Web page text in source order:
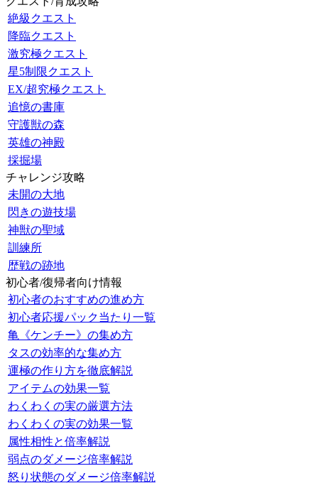
絶級クエスト
降臨クエスト
激究極クエスト
星5制限クエスト
EX/超究極クエスト
追憶の書庫
守護獣の森
英雄の神殿
採掘場
チャレンジ攻略
未開の大地
閃きの遊技場
神獣の聖域
訓練所
歴戦の跡地
初心者/復帰者向け情報
初心者のおすすめの進め方
初心者応援パック当たり一覧
亀《ケンチー》の集め方
タスの効率的な集め方
運極の作り方を徹底解説
アイテムの効果一覧
わくわくの実の厳選方法
わくわくの実の効果一覧
属性相性と倍率解説
弱点のダメージ倍率解説
怒り状態のダメージ倍率解説